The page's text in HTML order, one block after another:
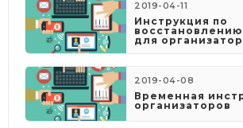
2019-04-11
Инструкция по
восстановлению
для
2019-04-08
​Временная
организаторов